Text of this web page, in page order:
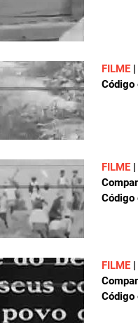
FILME |
Código
FILME |
Código
FILME |
Código